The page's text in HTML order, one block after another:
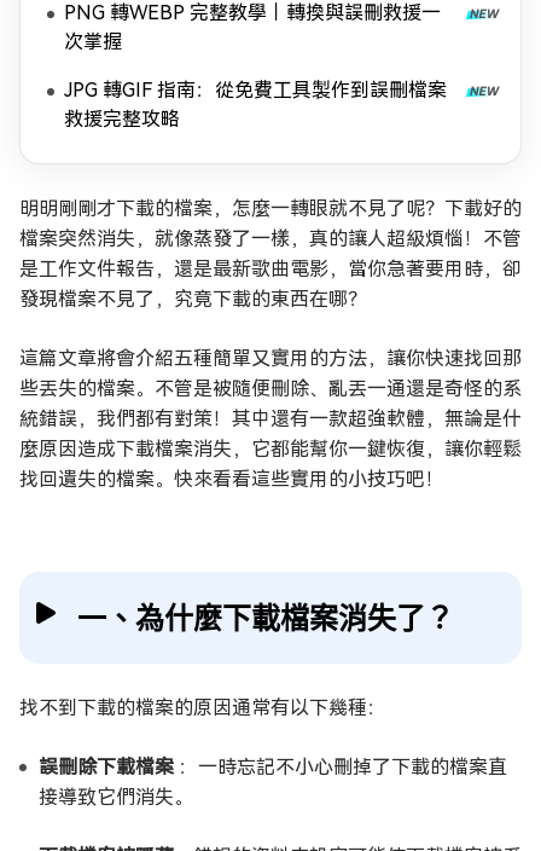
PNG 轉WEBP 完整教學｜轉換與誤刪救援一
次掌握
JPG 轉GIF 指南：從免費工具製作到誤刪檔案
救援完整攻略
明明剛剛才下載的檔案，怎麼一轉眼就不見了呢？下載好的
檔案突然消失，就像蒸發了一樣，真的讓人超級煩惱！不管
是工作文件報告，還是最新歌曲電影，當你急著要用時，卻
發現檔案不見了，究竟下載的東西在哪？
這篇文章將會介紹五種簡單又實用的方法，讓你快速找回那
些丟失的檔案。不管是被隨便刪除、亂丟一通還是奇怪的系
統錯誤，我們都有對策！其中還有一款超強軟體，無論是什
麼原因造成下載檔案消失，它都能幫你一鍵恢復，讓你輕鬆
找回遺失的檔案。快來看看這些實用的小技巧吧！
一、為什麼下載檔案消失了？
找不到下載的檔案的原因通常有以下幾種：
誤刪除下載檔案 ：一時忘記不小心刪掉了下載的檔案直
接導致它們消失。